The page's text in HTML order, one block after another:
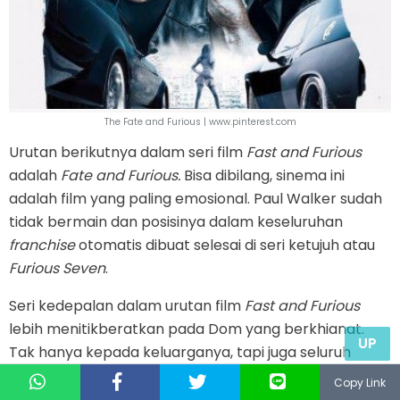
Copy Link
The Fate and Furious | www.pinterest.com
Urutan berikutnya dalam seri film Fast and Furious
adalah Fate and Furious. Bisa dibilang, sinema ini
adalah film yang paling emosional. Paul Walker sudah
tidak bermain dan posisinya dalam keseluruhan
franchiseotomatis dibuat selesai di seri ketujuh atau
Furious Seven.
Seri kedepalan dalam urutan film Fast and Furious
lebih menitikberatkan pada Dom yang berkhianat.
Tak hanya kepada keluarganya, tapi juga seluruh
kelompoknya. Dom sengaja berkhianat usai dijebak
UP